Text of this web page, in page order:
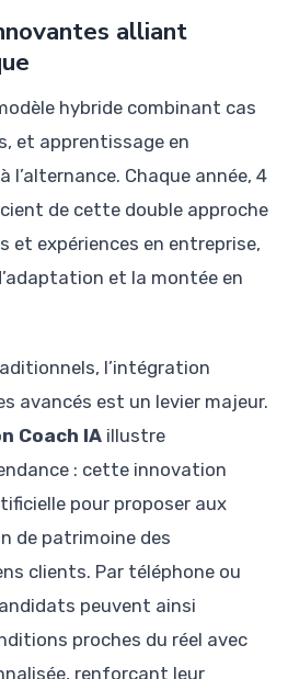
alliant
hybride combinant cas
et apprentissage en
l’alternance. Chaque année, 4
de cette double approche
et expériences en entreprise,
et la montée en
l’intégration
avancés est un levier majeur.
Coach IA illustre
: cette innovation
pour proposer aux
de patrimoine des
clients. Par téléphone ou
peuvent ainsi
proches du réel avec
renforçant leur